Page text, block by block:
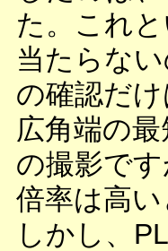
た。これ
当たらな
の確認だけ
広角端の
の撮影で
倍率は高い
しかし、